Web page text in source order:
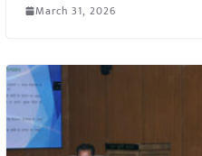
March 31, 2026